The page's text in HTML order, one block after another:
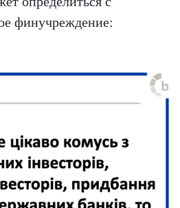
финучреждение: